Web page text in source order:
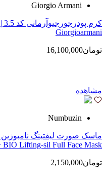
Giorgio Armani
Giorgioarmani
تومان16,100,000
مشاهده
Numbuzin
Lifting-sil Full Face Mask
تومان2,150,000